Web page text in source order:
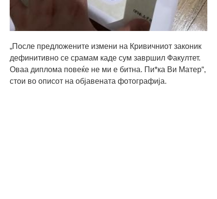
„После предложените измени на Кривичниот законик
дефинитивно се срамам каде сум завршил Факултет.
Оваа диплома повеќе не ми е битна. Пи*ка Ви Матер“,
стои во описот на објавената фотографија.